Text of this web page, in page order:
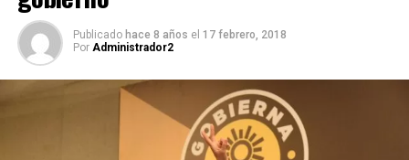
Publicado hace 8 años el 17 febrero, 2018
Por Administrador2